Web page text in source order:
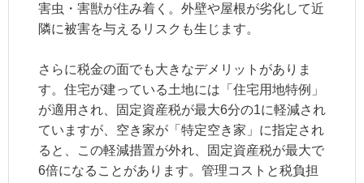
害虫・害獣が住み着く。外壁や屋根が劣化して近
隣に被害を与えるリスクも生じます。
さらに税金の面でも大きなデメリットがありま
す。住宅が建っている土地には「住宅用地特例」
が適用され、固定資産税が最大6分の1に軽減され
ていますが、空き家が「特定空き家」に指定され
ると、この軽減措置が外れ、固定資産税が最大で
6倍になることがあります。管理コストと税負担